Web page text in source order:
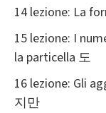
14 lezione: La
15 lezione: I
la particella 도
16 lezione: Gli
지만